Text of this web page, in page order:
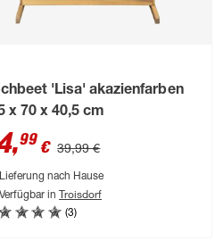
'Lisa' akazienfarben
x 70 x 40,5 cm
,99 € 39,99 €
Lieferung nach Hause
Verfügbar in Troisdorf
(3)